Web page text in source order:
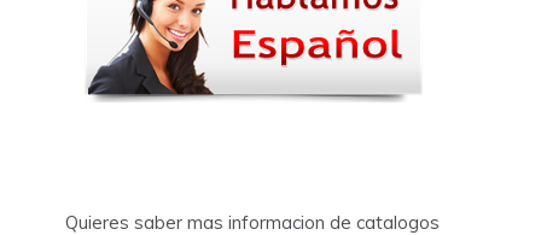
Quieres saber mas informacion de catalogos